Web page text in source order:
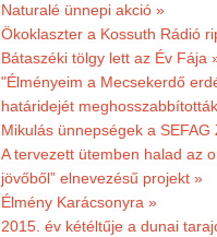
Naturalé ünnepi akció »
Ökoklaszter a Kossuth Rádió
Bátaszéki tölgy lett az Év Fája
"Élményeim a Mecsekerdő
határidejét
Mikulás ünnepségek a SEFAG
A tervezett ütemben halad az
jövőből” elnevezésű projekt »
Élmény Karácsonyra »
2015. év kétéltűje a dunai